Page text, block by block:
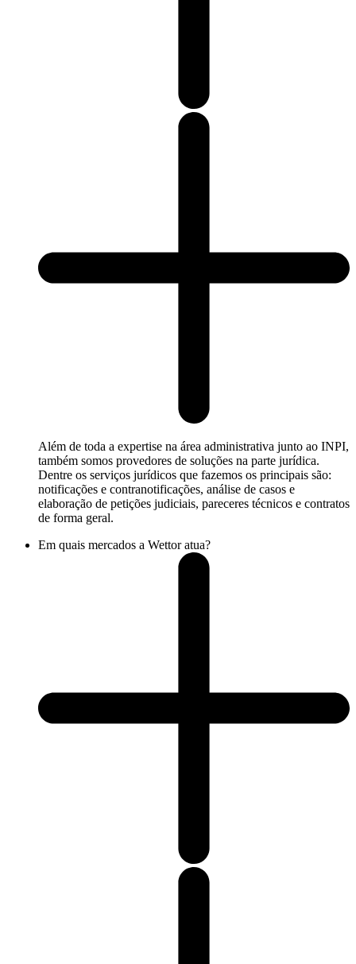
Além de toda a expertise na área administrativa junto ao INPI,
também somos provedores de soluções na parte jurídica.
Dentre os serviços jurídicos que fazemos os principais são:
notificações e contranotificações, análise de casos e
elaboração de petições judiciais, pareceres técnicos e contratos
de forma geral.
Em quais mercados a Wettor atua?